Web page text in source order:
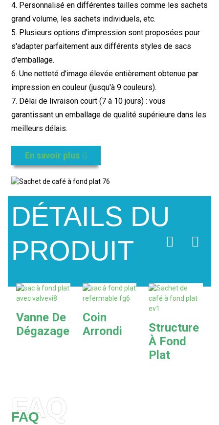
4. Personnalisé en différentes tailles comme les sachets
grand volume, les sachets individuels, etc.
5. Plusieurs options d'impression sont proposées pour
s'adapter parfaitement aux différents styles de sacs
d'emballage.
6. Une netteté d'image élevée entièrement obtenue par
impression en couleur (jusqu'à 9 couleurs).
7. Délai de livraison court (7 à 10 jours) : vous
garantissant un emballage de qualité supérieure dans les
meilleurs délais.
En savoir plus
DÉTAILS DU
PRODUIT
Vanne De
Dégazage
Coin
Arrondi
Structure
À Fond
Plat
FAQ
FAQ